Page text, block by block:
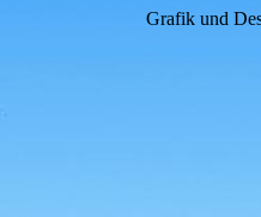
Grafik und